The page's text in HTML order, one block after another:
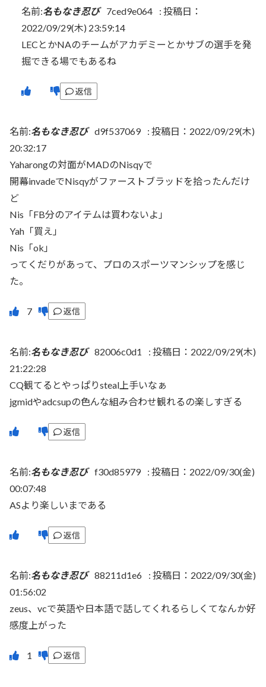
名前:名もなき忍び 7ced9e064 : 投稿日：
2022/09/29(木) 23:59:14
LECとかNAのチームがアカデミーとかサブの選手を発
掘できる場でもあるね
返信
名前:名もなき忍び d9f537069 : 投稿日：2022/09/29(木)
20:32:17
Yaharongの対面がMADのNisqyで
開幕invadeでNisqyがファーストブラッドを拾ったんだけ
ど
Nis「FB分のアイテムは買わないよ」
Yah「買え」
Nis「ok」
ってくだりがあって、プロのスポーツマンシップを感じ
た。
返信
名前:名もなき忍び 82006c0d1 : 投稿日：2022/09/29(木)
21:22:28
CQ観てるとやっぱりsteal上手いなぁ
jgmidやadcsupの色んな組み合わせ観れるの楽しすぎる
返信
名前:名もなき忍び f30d85979 : 投稿日：2022/09/30(金)
00:07:48
ASより楽しいまである
返信
名前:名もなき忍び 88211d1e6 : 投稿日：2022/09/30(金)
01:56:02
zeus、vcで英語や日本語で話してくれるらしくてなんか好
感度上がった
返信